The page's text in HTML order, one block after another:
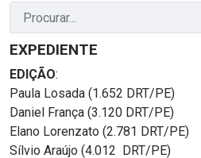
EXPEDIENTE
EDIÇÃO:
Paula Losada (1.652 DRT/PE)
Daniel França (3.120 DRT/PE)
Elano Lorenzato (2.781 DRT/PE)
Sílvio Araújo (4.012 DRT/PE)